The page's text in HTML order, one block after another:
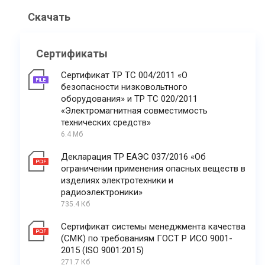
Скачать
Сертификаты
Сертификат ТР ТС 004/2011 «О
безопасности низковольтного
оборудования» и ТР ТС 020/2011
«Электромагнитная совместимость
технических средств»
6.4 Мб
Декларация ТР ЕАЭС 037/2016 «Об
ограничении применения опасных веществ в
изделиях электротехники и
радиоэлектроники»
735.4 Кб
Сертификат системы менеджмента качества
(СМК) по требованиям ГОСТ Р ИСО 9001-
2015 (ISO 9001:2015)
271.7 Кб